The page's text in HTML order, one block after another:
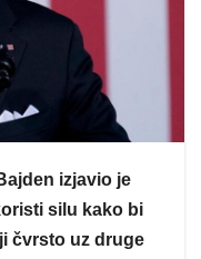
izjavio je
silu kako bi
čvrsto uz druge